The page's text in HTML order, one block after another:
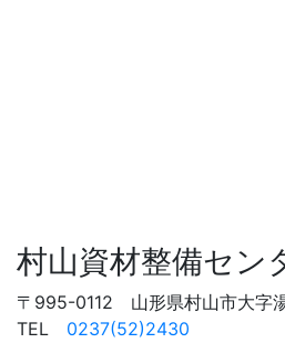
村山資材整備セン
〒995-0112 山形県村山市大字
TEL 0237(52)2430